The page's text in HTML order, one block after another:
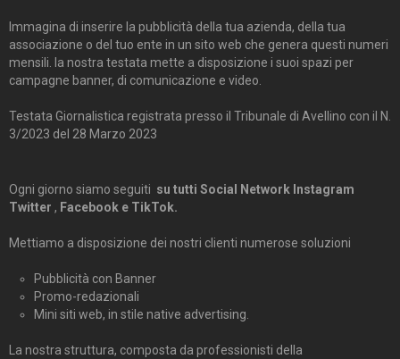
Immagina di inserire la pubblicità della tua azienda, della tua
associazione o del tuo ente in un sito web che genera questi numeri
mensili. la nostra testata mette a disposizione i suoi spazi per
campagne banner, di comunicazione e video.
Testata Giornalistica registrata presso il Tribunale di Avellino con il N.
3/2023 del 28 Marzo 2023
Ogni giorno siamo seguiti su tutti Social Network Instagram
Twitter , Facebook e TikTok.
Mettiamo a disposizione dei nostri clienti numerose soluzioni
Pubblicità con Banner
Promo-redazionali
Mini siti web, in stile native advertising.
La nostra struttura, composta da professionisti della